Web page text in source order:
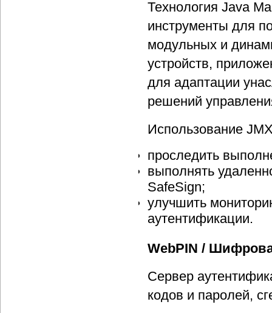
Технология Java
инструменты для
модульных и
устройств,
для адаптации
решений
Использование
проследить
выполнять
SafeSign;
улучшить
аутентификации.
WebPIN /
Сервер
кодов и паролей,